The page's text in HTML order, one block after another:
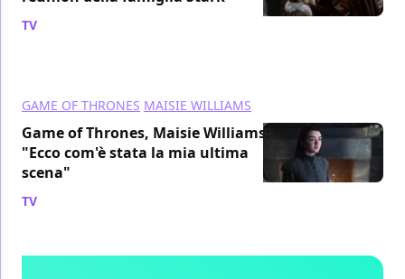
TV
GAME OF THRONES MAISIE WILLIAMS
Game of Thrones, Maisie Williams:
"Ecco com'è stata la mia ultima
scena"
TV